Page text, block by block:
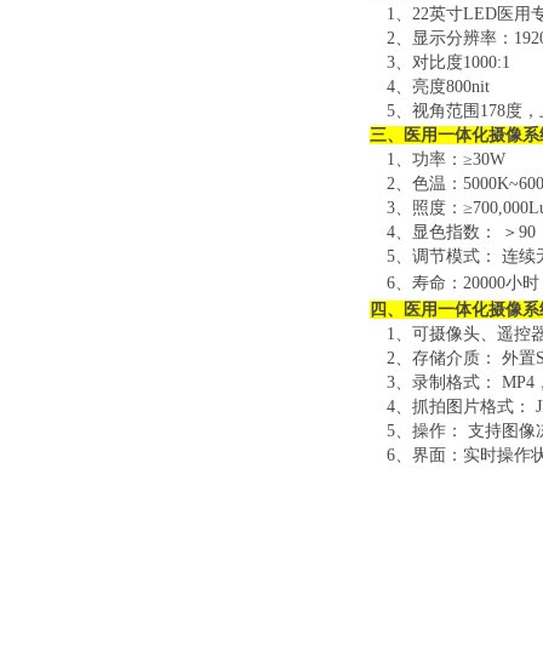
1、22英寸LED 医用
2、显示分辨率：
3、对比度1000:1
4、亮度800nit
5、视角范围 178度
三、
医用一体化摄像系
1、功率： ≥30W
2、色温：
3、照度： ≥
4、显色指数：
＞ 90
5、调节模式：
连续
6、寿命： 20000小时
四、医用一体化摄像
1、可摄像头、遥控
2、存储介质：
外置
3、录制格式：
MP4
4、抓拍图片格式：
5、操作：
支持图像
6、界面：实时操作